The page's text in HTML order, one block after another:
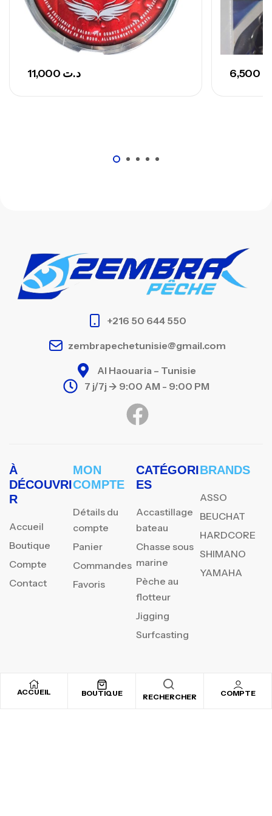
د.ت
ACCUEIL BOUTIQUE RECHERCHER COMPTE
+216 50 644 550
zembrapechetunisie@gmail.com
Al Haouaria – Tunisie
7 j/7j -> 9:00 AM - 9:00 PM
À
DÉCOUVRI
R
Accueil
Boutique
Compte
Contact
MON
COMPTE
Détails du
compte
Panier
Commandes
Favoris
CATÉGORI
ES
Accastillage
bateau
Chasse sous
marine
Pèche au
flotteur
Jigging
Surfcasting
BRANDS
ASSO
BEUCHAT
HARDCORE
SHIMANO
YAMAHA
REJOIGNEZ NOTRE